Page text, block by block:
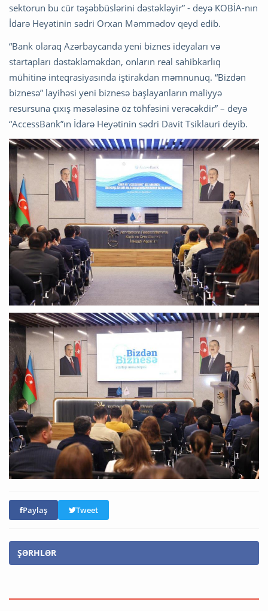
sektorun bu cür təşəbbüslərini dəstəkləyir” - deyə KOBİA-nın
İdarə Heyətinin sədri Orxan Məmmədov qeyd edib.
“Bank olaraq Azərbaycanda yeni biznes ideyaları və
startapları dəstəkləməkdən, onların real sahibkarlıq
mühitinə inteqrasiyasında iştirakdan məmnunuq. “Bizdən
biznesə” layihəsi yeni biznesə başlayanların maliyyə
resursuna çıxış məsələsinə öz töhfəsini verəcəkdir” – deyə
“AccessBank”ın İdarə Heyətinin sədri Davit Tsiklauri deyib.
Paylaş Tweet
ŞƏRHLƏR